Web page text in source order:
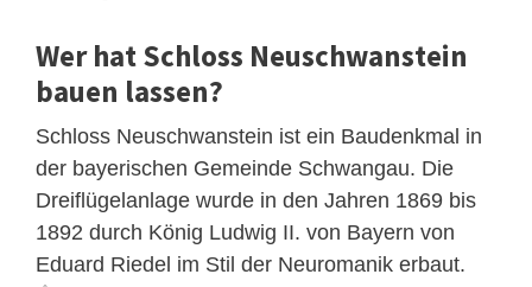
Wer hat Schloss Neuschwanstein
bauen lassen?
Schloss Neuschwanstein ist ein Baudenkmal in
der bayerischen Gemeinde Schwangau. Die
Dreiflügelanlage wurde in den Jahren 1869 bis
1892 durch König Ludwig II. von Bayern von
Eduard Riedel im Stil der Neuromanik erbaut.